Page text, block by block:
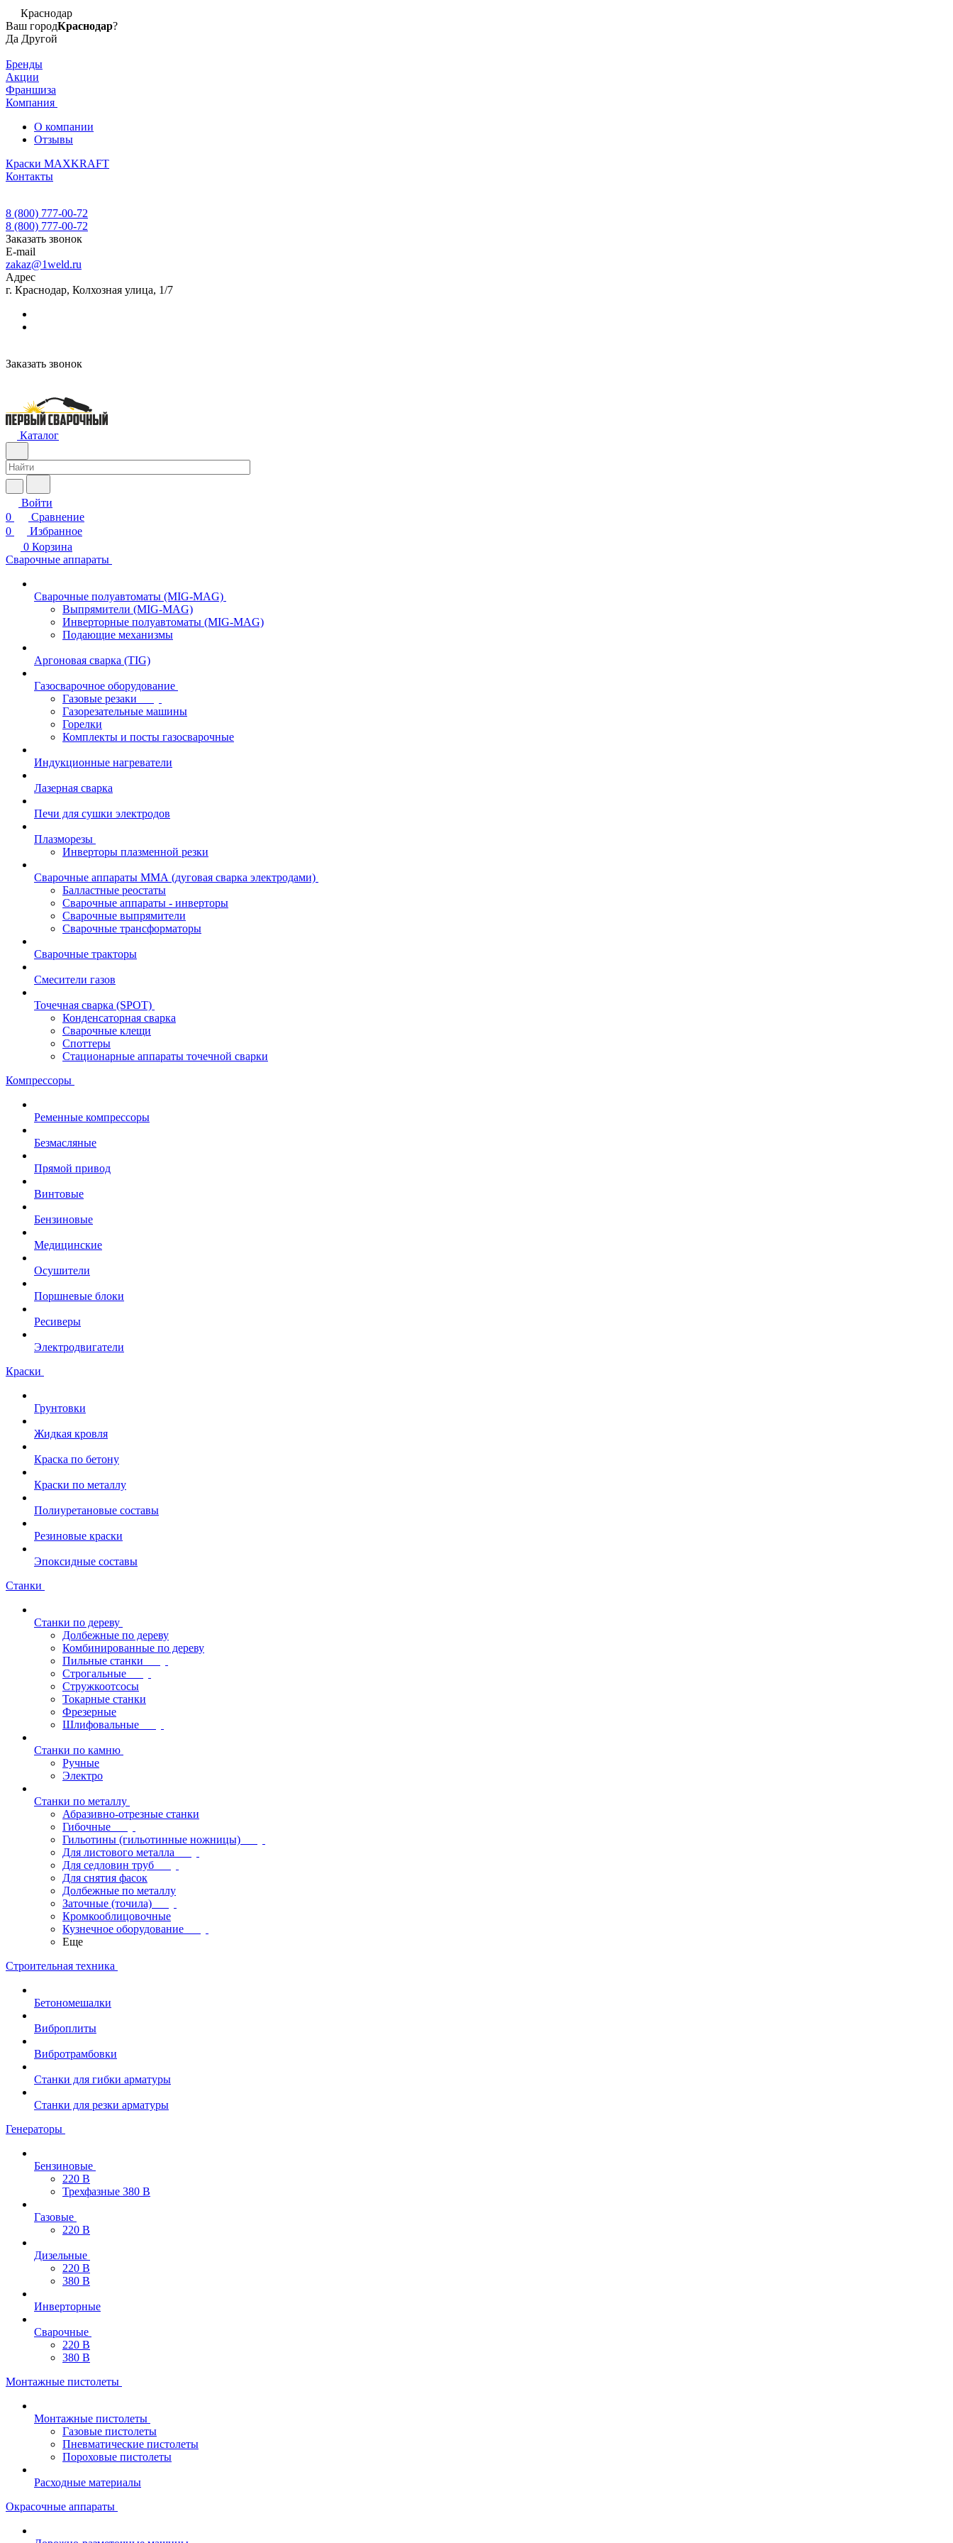
Краснодар
Ваш городКраснодар?
Да Другой
Бренды
Акции
Франшиза
Компания
О компании
Отзывы
Краски MAXKRAFT
Контакты
8 (800) 777-00-72
8 (800) 777-00-72
Заказать звонок
E-mail
zakaz@1weld.ru
Адрес
г. Краснодар, Колхозная улица, 1/7
Заказать звонок
Каталог
Войти
0
Сравнение
0
Избранное
0 Корзина
Сварочные аппараты
Сварочные полуавтоматы (MIG-MAG)
Выпрямители (MIG-MAG)
Инверторные полуавтоматы (MIG-MAG)
Подающие механизмы
Аргоновая сварка (TIG)
Газосварочное оборудование
Газовые резаки
Газорезательные машины
Горелки
Комплекты и посты газосварочные
Индукционные нагреватели
Лазерная сварка
Печи для сушки электродов
Плазморезы
Инверторы плазменной резки
Сварочные аппараты ММА (дуговая сварка электродами)
Балластные реостаты
Сварочные аппараты - инверторы
Сварочные выпрямители
Сварочные трансформаторы
Сварочные тракторы
Смесители газов
Точечная сварка (SPOT)
Конденсаторная сварка
Сварочные клещи
Споттеры
Стационарные аппараты точечной сварки
Компрессоры
Ременные компрессоры
Безмасляные
Прямой привод
Винтовые
Бензиновые
Медицинские
Осушители
Поршневые блоки
Ресиверы
Электродвигатели
Краски
Грунтовки
Жидкая кровля
Краска по бетону
Краски по металлу
Полиуретановые составы
Резиновые краски
Эпоксидные составы
Станки
Станки по дереву
Долбежные по дереву
Комбинированные по дереву
Пильные станки
Строгальные
Стружкоотсосы
Токарные станки
Фрезерные
Шлифовальные
Станки по камню
Ручные
Электро
Станки по металлу
Абразивно-отрезные станки
Гибочные
Гильотины (гильотинные ножницы)
Для листового металла
Для седловин труб
Для снятия фасок
Долбежные по металлу
Заточные (точила)
Кромкооблицовочные
Кузнечное оборудование
Еще
Строительная техника
Бетономешалки
Виброплиты
Вибротрамбовки
Станки для гибки арматуры
Станки для резки арматуры
Генераторы
Бензиновые
220 В
Трехфазные 380 В
Газовые
220 В
Дизельные
220 В
380 В
Инверторные
Сварочные
220 В
380 В
Монтажные пистолеты
Монтажные пистолеты
Газовые пистолеты
Пневматические пистолеты
Пороховые пистолеты
Расходные материалы
Окрасочные аппараты